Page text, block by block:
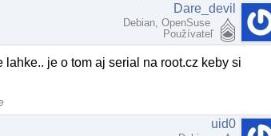
Dare_devil
Debian, OpenSuse
Používateľ
je o tom aj serial na root.cz keby si
uid0